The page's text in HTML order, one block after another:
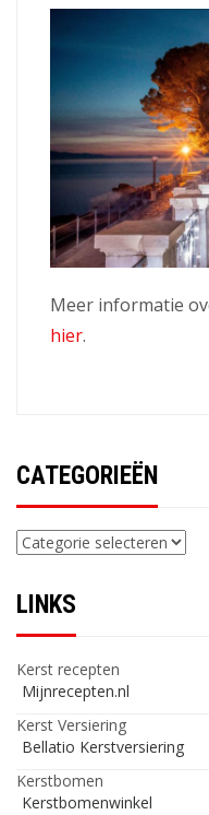
Meer informatie
hier.
CATEGORIEËN
Categorieën
LINKS
Kerst recepten
Mijnrecepten.nl
Kerst Versiering
Bellatio Kerstversiering
Kerstbomen
Kerstbomenwinkel